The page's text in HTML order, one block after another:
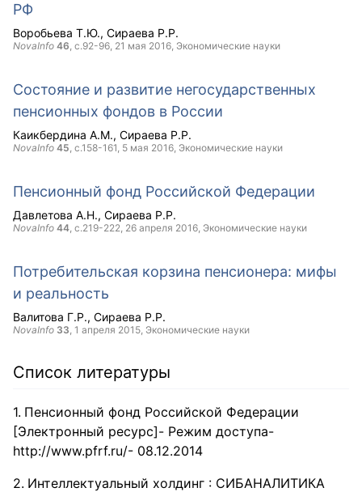
РФ
Воробьева Т.Ю. Сираева Р.Р.
NovaInfo 46, с.92-96, 21 мая 2016, Экономические науки
Состояние и развитие негосударственных
пенсионных фондов в России
Каикбердина А.М. Сираева Р.Р.
NovaInfo 45, с.158-161, 5 мая 2016, Экономические науки
Пенсионный фонд Российской Федерации
Давлетова А.Н. Сираева Р.Р.
NovaInfo 44, с.219-222, 26 апреля 2016, Экономические науки
Потребительская корзина пенсионера: мифы
и реальность
Валитова Г.Р. Сираева Р.Р.
NovaInfo 33, 1 апреля 2015, Экономические науки
Список литературы
Пенсионный фонд Российской Федерации
[Электронный ресурс]- Режим доступа-
http://www.pfrf.ru/- 08.12.2014
Интеллектуальный холдинг : СИБАНАЛИТИКА